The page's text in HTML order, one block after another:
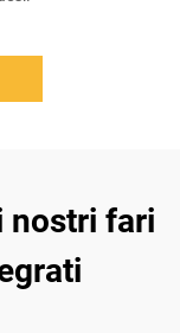
nostri fari